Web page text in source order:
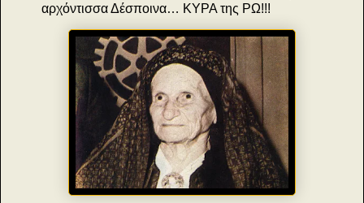
αρχόντισσα Δέσποινα… ΚΥΡΑ της ΡΩ!!!